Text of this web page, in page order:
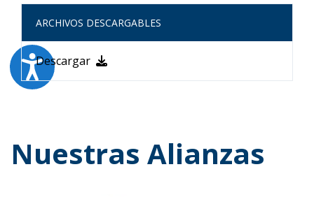
ARCHIVOS DESCARGABLES
Descargar
Nuestras Alianzas